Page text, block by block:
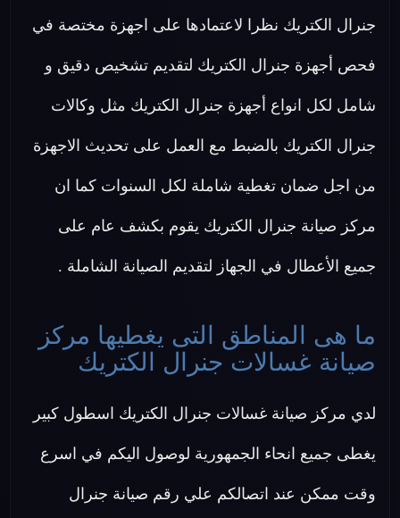
جنرال الكتريك نظرا لاعتمادها على اجهزة مختصة في
فحص أجهزة جنرال الكتريك لتقديم تشخيص دقيق و
شامل لكل انواع أجهزة جنرال الكتريك مثل وكالات
جنرال الكتريك بالضبط مع العمل على تحديث الاجهزة
من اجل ضمان تغطية شاملة لكل السنوات كما ان
مركز صيانة جنرال الكتريك يقوم بكشف عام على
جميع الأعطال في الجهاز لتقديم الصيانة الشاملة .
ما هى المناطق التى يغطيها مركز
صيانة غسالات جنرال الكتريك
لدي مركز صيانة غسالات جنرال الكتريك اسطول كبير
يغطى جميع انحاء الجمهورية لوصول اليكم في اسرع
وقت ممكن عند اتصالكم علي رقم صيانة جنرال